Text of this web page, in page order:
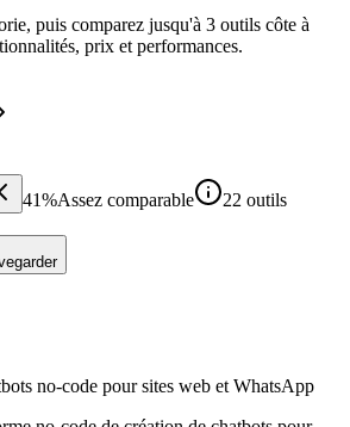
puis comparez jusqu'à 3 outils côte à
prix et performances.
41%Assez comparable
22 outils
no-code pour sites web et WhatsApp